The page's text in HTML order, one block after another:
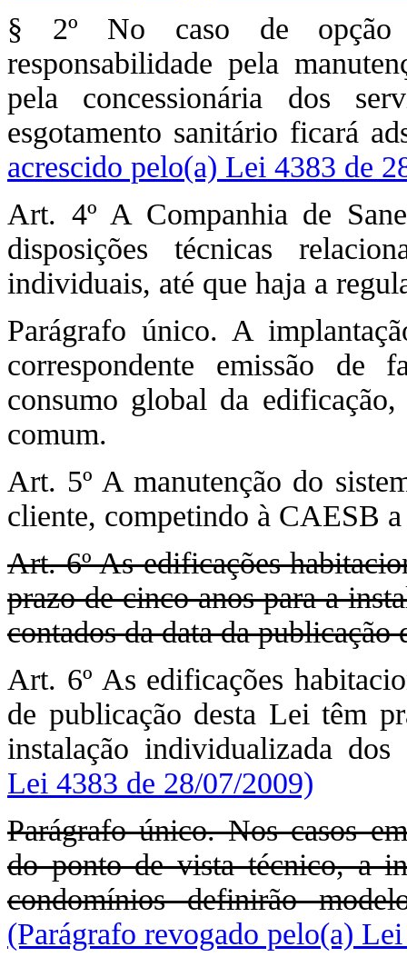
§ 2º No caso de opção
responsabilidade pela
pela concessionária dos
esgotamento sanitário ficará
acrescido pelo(a) Lei 4383 de
Art. 4º A Companhia de
disposições técnicas
individuais, até que haja a
Parágrafo único. A
correspondente emissão de
consumo global da
comum.
Art. 5º A manutenção do
cliente, competindo à CAESB
Art. 6º As edificações
prazo de cinco anos para a
contados da data da publicação
Art. 6º As edificações
de publicação desta Lei têm
instalação individualizada
Lei 4383 de 28/07/2009)
Parágrafo único. Nos casos
do ponto de vista técnico, a
condomínios definirão
(Parágrafo revogado pelo(a)